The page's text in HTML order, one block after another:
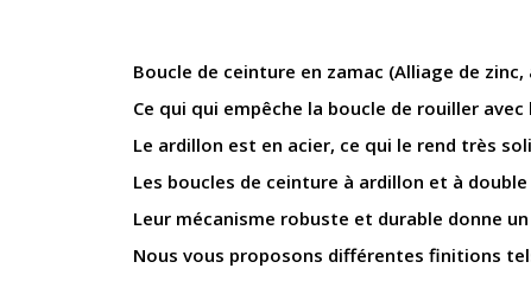
Boucle de ceinture en zamac (Alliage de
Ce qui qui empêche la boucle de rouiller avec
Le ardillon est en acier, ce qui le rend très
Les boucles de ceinture à ardillon et à
Leur mécanisme robuste et durable donne
Nous vous proposons différentes finitions